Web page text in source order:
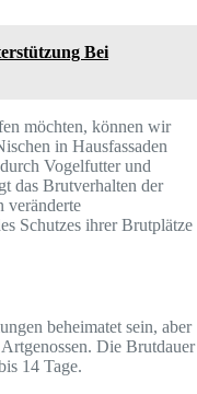
Bei
möchten, können wir
in Hausfassaden
Vogelfutter und
das Brutverhalten der
veränderte
Schutzes ihrer Brutplätze
beheimatet sein, aber
Die Brutdauer
14 Tage.